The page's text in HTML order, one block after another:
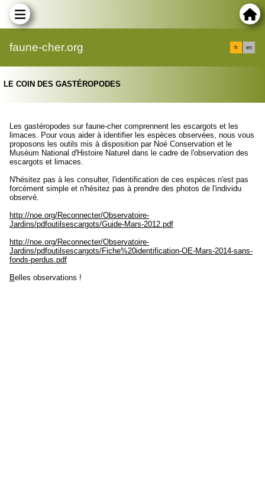
faune-cher.org fr en
LE COIN DES GASTÉROPODES
Les gastéropodes sur faune-cher comprennent les escargots et les
limaces. Pour vous aider à identifier les espèces observées, nous vous
proposons les outils mis à disposition par Noé Conservation et le
Muséum National d'Histoire Naturel dans le cadre de l'observation des
escargots et limaces.
N'hésitez pas à les consulter, l'identification de ces espèces n'est pas
forcément simple et n'hésitez pas à prendre des photos de l'individu
observé.
http://noe.org/Reconnecter/Observatoire-
Jardins/pdfoutilsescargots/Guide-Mars-2012.pdf
http://noe.org/Reconnecter/Observatoire-
Jardins/pdfoutilsescargots/Fiche%20identification-OE-Mars-2014-sans-
fonds-perdus.pdf
Belles observations !